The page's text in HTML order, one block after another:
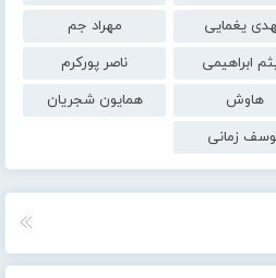
یغمایی
مهراد جم
ابراهیمی
ناصر پورکرم
هاوش
همایون شجریان
زمانی